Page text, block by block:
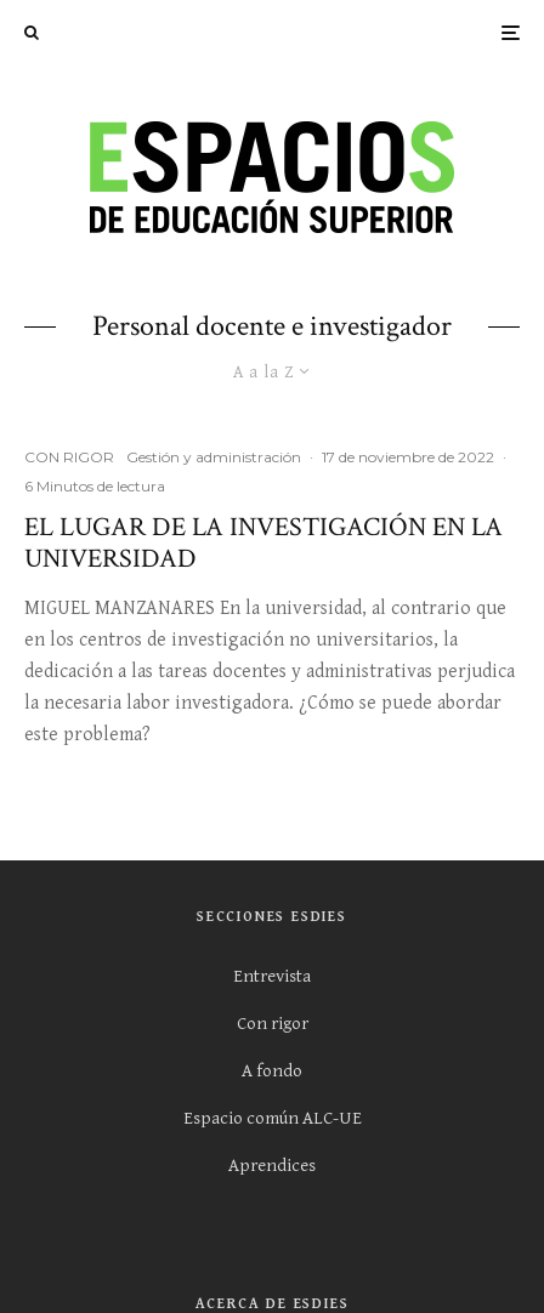
Personal docente e investigador
A a la Z
CON RIGOR Gestión y administración · 17 de noviembre de 2022 ·
6 Minutos de lectura
EL LUGAR DE LA INVESTIGACIÓN EN LA
UNIVERSIDAD
MIGUEL MANZANARES En la universidad, al contrario que
en los centros de investigación no universitarios, la
dedicación a las tareas docentes y administrativas perjudica
la necesaria labor investigadora. ¿Cómo se puede abordar
este problema?
SECCIONES ESDIES
Entrevista
Con rigor
A fondo
Espacio común ALC-UE
Aprendices
ACERCA DE ESDIES